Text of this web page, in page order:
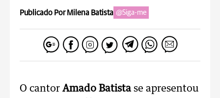
Publicado Por Milena Batista @Siga-me
O cantor Amado Batistase apresentou